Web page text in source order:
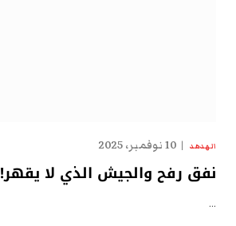
الهدهد 10 نوفمبر، 2025
نفق رفح والجيش الذي لا يقهر!
…